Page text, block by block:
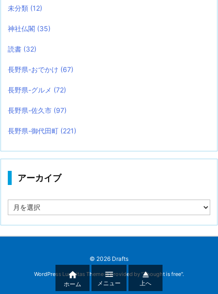
未分類 (12)
神社仏閣 (35)
読書 (32)
長野県-おでかけ (67)
長野県-グルメ (72)
長野県-佐久市 (97)
長野県-御代田町 (221)
アーカイブ
ー
© 2026 Drafts
WordPress Luxeritas Theme is provided by "Thought is free".

ホーム

メニュー

上へ